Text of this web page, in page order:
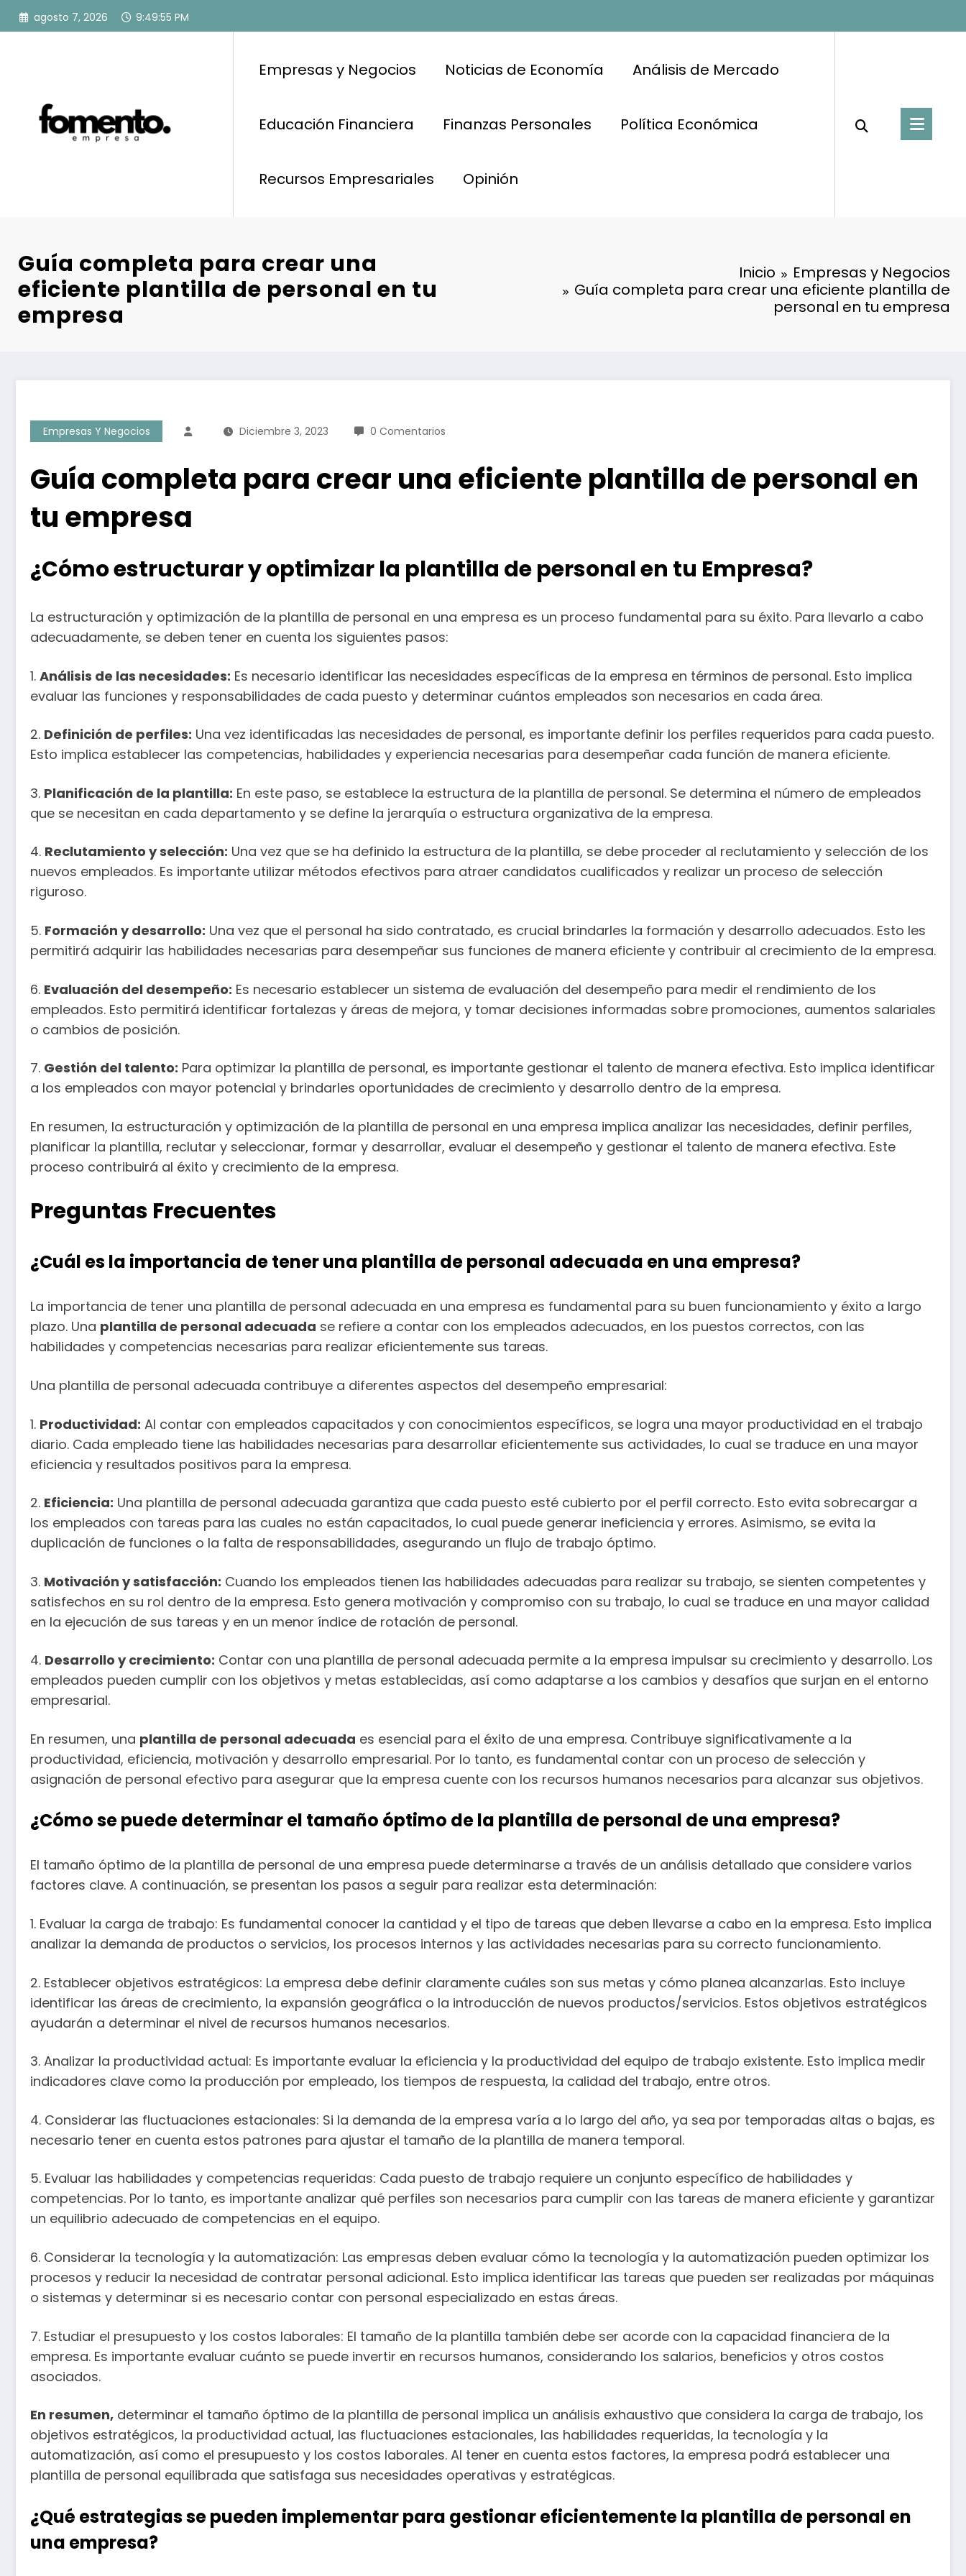
Saltar
agosto 7, 2026 9:49:56 PM
Empresas y Negocios Noticias de Economía Análisis de Mercado
Educación Financiera Finanzas Personales Política Económica
Recursos Empresariales Opinión
Guía completa para crear una
eficiente plantilla de personal en tu
empresa
Inicio
Empresas y Negocios
Guía completa para crear una eficiente plantilla de
personal en tu empresa
Empresas Y Negocios Diciembre 3, 2023 0 Comentarios
Guía completa para crear una eficiente plantilla de personal en
tu empresa
¿Cómo estructurar y optimizar la plantilla de personal en tu Empresa?
La estructuración y optimización de la plantilla de personal en una empresa es un proceso fundamental para su éxito. Para llevarlo a cabo
adecuadamente, se deben tener en cuenta los siguientes pasos:
1. Análisis de las necesidades: Es necesario identificar las necesidades específicas de la empresa en términos de personal. Esto implica
evaluar las funciones y responsabilidades de cada puesto y determinar cuántos empleados son necesarios en cada área.
2. Definición de perfiles: Una vez identificadas las necesidades de personal, es importante definir los perfiles requeridos para cada puesto.
Esto implica establecer las competencias, habilidades y experiencia necesarias para desempeñar cada función de manera eficiente.
3. Planificación de la plantilla: En este paso, se establece la estructura de la plantilla de personal. Se determina el número de empleados
que se necesitan en cada departamento y se define la jerarquía o estructura organizativa de la empresa.
4. Reclutamiento y selección: Una vez que se ha definido la estructura de la plantilla, se debe proceder al reclutamiento y selección de los
nuevos empleados. Es importante utilizar métodos efectivos para atraer candidatos cualificados y realizar un proceso de selección
riguroso.
5. Formación y desarrollo: Una vez que el personal ha sido contratado, es crucial brindarles la formación y desarrollo adecuados. Esto les
permitirá adquirir las habilidades necesarias para desempeñar sus funciones de manera eficiente y contribuir al crecimiento de la empresa.
6. Evaluación del desempeño: Es necesario establecer un sistema de evaluación del desempeño para medir el rendimiento de los
empleados. Esto permitirá identificar fortalezas y áreas de mejora, y tomar decisiones informadas sobre promociones, aumentos salariales
o cambios de posición.
7. Gestión del talento: Para optimizar la plantilla de personal, es importante gestionar el talento de manera efectiva. Esto implica identificar
a los empleados con mayor potencial y brindarles oportunidades de crecimiento y desarrollo dentro de la empresa.
En resumen, la estructuración y optimización de la plantilla de personal en una empresa implica analizar las necesidades, definir perfiles,
planificar la plantilla, reclutar y seleccionar, formar y desarrollar, evaluar el desempeño y gestionar el talento de manera efectiva. Este
proceso contribuirá al éxito y crecimiento de la empresa.
Preguntas Frecuentes
¿Cuál es la importancia de tener una plantilla de personal adecuada en una empresa?
La importancia de tener una plantilla de personal adecuada en una empresa es fundamental para su buen funcionamiento y éxito a largo
plazo. Una plantilla de personal adecuada se refiere a contar con los empleados adecuados, en los puestos correctos, con las
habilidades y competencias necesarias para realizar eficientemente sus tareas.
Una plantilla de personal adecuada contribuye a diferentes aspectos del desempeño empresarial:
1. Productividad: Al contar con empleados capacitados y con conocimientos específicos, se logra una mayor productividad en el trabajo
diario. Cada empleado tiene las habilidades necesarias para desarrollar eficientemente sus actividades, lo cual se traduce en una mayor
eficiencia y resultados positivos para la empresa.
2. Eficiencia: Una plantilla de personal adecuada garantiza que cada puesto esté cubierto por el perfil correcto. Esto evita sobrecargar a
los empleados con tareas para las cuales no están capacitados, lo cual puede generar ineficiencia y errores. Asimismo, se evita la
duplicación de funciones o la falta de responsabilidades, asegurando un flujo de trabajo óptimo.
3. Motivación y satisfacción: Cuando los empleados tienen las habilidades adecuadas para realizar su trabajo, se sienten competentes y
satisfechos en su rol dentro de la empresa. Esto genera motivación y compromiso con su trabajo, lo cual se traduce en una mayor calidad
en la ejecución de sus tareas y en un menor índice de rotación de personal.
4. Desarrollo y crecimiento: Contar con una plantilla de personal adecuada permite a la empresa impulsar su crecimiento y desarrollo. Los
empleados pueden cumplir con los objetivos y metas establecidas, así como adaptarse a los cambios y desafíos que surjan en el entorno
empresarial.
En resumen, una plantilla de personal adecuada es esencial para el éxito de una empresa. Contribuye significativamente a la
productividad, eficiencia, motivación y desarrollo empresarial. Por lo tanto, es fundamental contar con un proceso de selección y
asignación de personal efectivo para asegurar que la empresa cuente con los recursos humanos necesarios para alcanzar sus objetivos.
¿Cómo se puede determinar el tamaño óptimo de la plantilla de personal de una empresa?
El tamaño óptimo de la plantilla de personal de una empresa puede determinarse a través de un análisis detallado que considere varios
factores clave. A continuación, se presentan los pasos a seguir para realizar esta determinación:
1. Evaluar la carga de trabajo: Es fundamental conocer la cantidad y el tipo de tareas que deben llevarse a cabo en la empresa. Esto implica
analizar la demanda de productos o servicios, los procesos internos y las actividades necesarias para su correcto funcionamiento.
2. Establecer objetivos estratégicos: La empresa debe definir claramente cuáles son sus metas y cómo planea alcanzarlas. Esto incluye
identificar las áreas de crecimiento, la expansión geográfica o la introducción de nuevos productos/servicios. Estos objetivos estratégicos
ayudarán a determinar el nivel de recursos humanos necesarios.
3. Analizar la productividad actual: Es importante evaluar la eficiencia y la productividad del equipo de trabajo existente. Esto implica medir
indicadores clave como la producción por empleado, los tiempos de respuesta, la calidad del trabajo, entre otros.
4. Considerar las fluctuaciones estacionales: Si la demanda de la empresa varía a lo largo del año, ya sea por temporadas altas o bajas, es
necesario tener en cuenta estos patrones para ajustar el tamaño de la plantilla de manera temporal.
5. Evaluar las habilidades y competencias requeridas: Cada puesto de trabajo requiere un conjunto específico de habilidades y
competencias. Por lo tanto, es importante analizar qué perfiles son necesarios para cumplir con las tareas de manera eficiente y garantizar
un equilibrio adecuado de competencias en el equipo.
6. Considerar la tecnología y la automatización: Las empresas deben evaluar cómo la tecnología y la automatización pueden optimizar los
procesos y reducir la necesidad de contratar personal adicional. Esto implica identificar las tareas que pueden ser realizadas por máquinas
o sistemas y determinar si es necesario contar con personal especializado en estas áreas.
7. Estudiar el presupuesto y los costos laborales: El tamaño de la plantilla también debe ser acorde con la capacidad financiera de la
empresa. Es importante evaluar cuánto se puede invertir en recursos humanos, considerando los salarios, beneficios y otros costos
asociados.
En resumen, determinar el tamaño óptimo de la plantilla de personal implica un análisis exhaustivo que considera la carga de trabajo, los
objetivos estratégicos, la productividad actual, las fluctuaciones estacionales, las habilidades requeridas, la tecnología y la
automatización, así como el presupuesto y los costos laborales. Al tener en cuenta estos factores, la empresa podrá establecer una
plantilla de personal equilibrada que satisfaga sus necesidades operativas y estratégicas.
¿Qué estrategias se pueden implementar para gestionar eficientemente la plantilla de personal en
una empresa?